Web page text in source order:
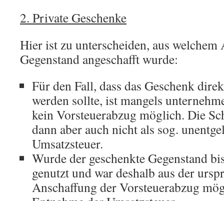
2. Private Geschenke
Hier ist zu unterscheiden, aus welchem
Gegenstand angeschafft wurde:
Für den Fall, dass das Geschenk
werden sollte, ist mangels
kein Vorsteuerabzug möglich. Die
dann aber auch nicht als sog.
Umsatzsteuer.
Wurde der geschenkte Gegenstand
genutzt und war deshalb aus der
Anschaffung der Vorsteuerabzug